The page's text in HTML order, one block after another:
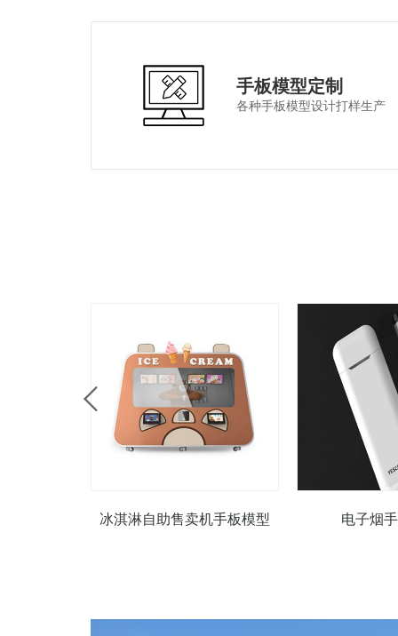
手板模型定制
各种手板模型设计打样生产
冰淇淋自助售卖机手板模型 电子烟